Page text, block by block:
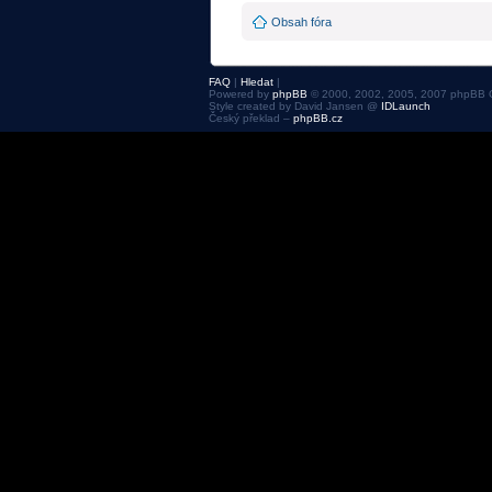
Obsah fóra
FAQ | Hledat |
Powered by phpBB © 2000, 2002, 2005, 2007 phpBB
Style created by David Jansen @ IDLaunch
Český překlad – phpBB.cz